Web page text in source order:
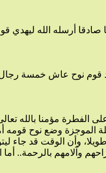
تأملوا الدعوة بعين الشك ولما كانوا يستفيدون من بقاء الأوضاع على ما هي عليه.. فقد بدءوا حربهم ضد نوح، في البداية اتهموا نوحا بأنه بشر مثلهم: { فَقَالَ الْمَلأُ الَّذِينَ كَفَرُواْ مِن قِوْمِهِ مَا نَرَاكَ إِلاَّ بَشَراً مِّثْلَنَا}[2]